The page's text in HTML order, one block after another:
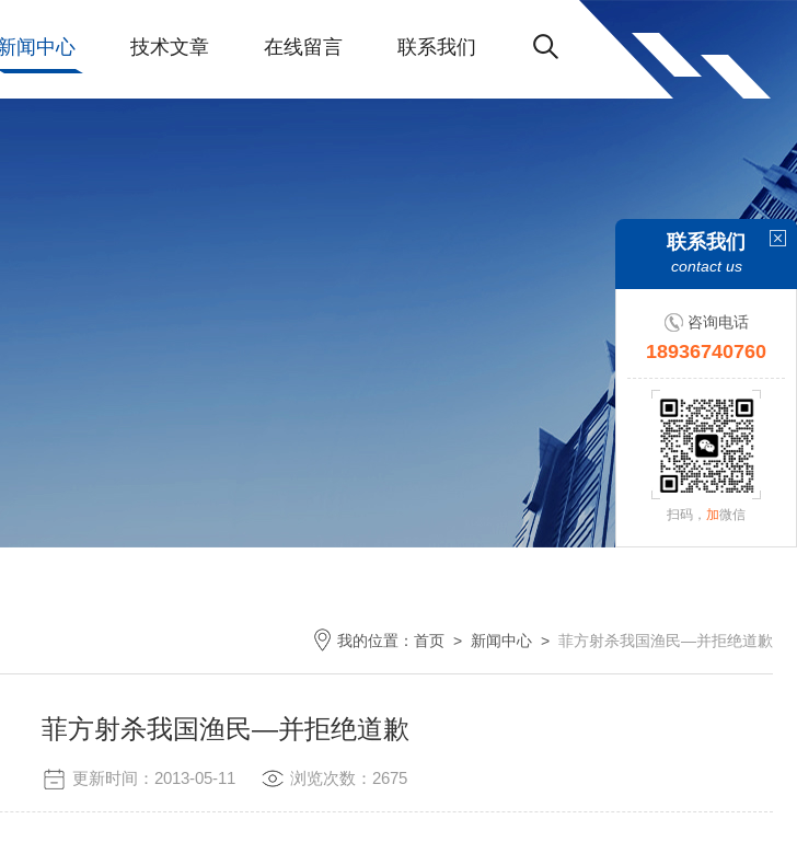
闻中心 技术文章 在线留言 联系我们
我的位置： 首页 > 新闻中心 > 菲方射杀我国渔民—并拒绝道歉
菲方射杀我国渔民—并拒绝道歉
更新时间：2013-05-11 浏览次数：2675
联系我们
contact us
咨询电话
18936740760
扫码， 加微信